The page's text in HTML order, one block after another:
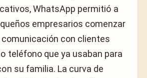
WhatsApp permitió a
empresarios comenzar
con clientes
teléfono que ya usaban para
su familia. La curva de